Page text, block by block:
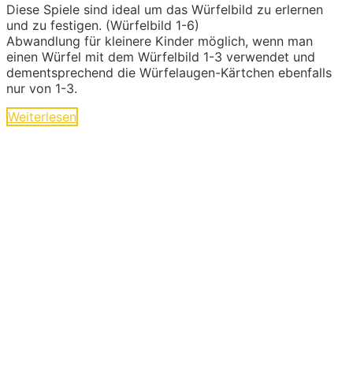
Diese Spiele sind ideal um das Würfelbild zu erlernen
und zu festigen. (Würfelbild 1-6)
Abwandlung für kleinere Kinder möglich, wenn man
einen Würfel mit dem Würfelbild 1-3 verwendet und
dementsprechend die Würfelaugen-Kärtchen ebenfalls
nur von 1-3.
Weiterlesen